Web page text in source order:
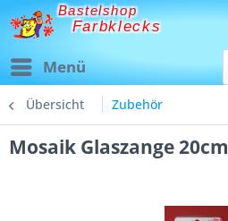
Bastelshop
Farbklecks
Menü
Übersicht Zubehör
Mosaik Glaszange 20cm